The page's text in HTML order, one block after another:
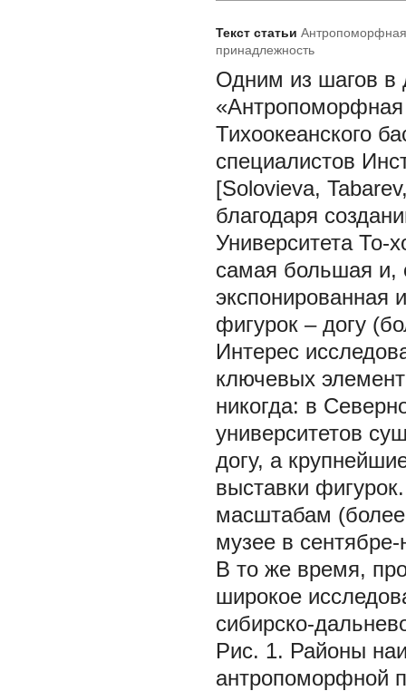
Текст статьи Антропоморфная
принадлежность
Одним из шагов в
«Антропоморфная
Тихоокеанского
специалистов
[Solovieva,
благодаря
Университета То-
самая большая и,
экспонированная
фигурок – догу
Интерес
ключевых
никогда: в
университетов
догу, а
выставки
масштабам
музее в
В то же время,
широкое
сибирско-
Рис. 1. Районы
антропоморфной